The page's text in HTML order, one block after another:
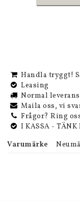
Handla tryggt!
Leasing
Normal
Maila oss, vi
Frågor? Ring
I KASSA - TÄNK
Varumärke